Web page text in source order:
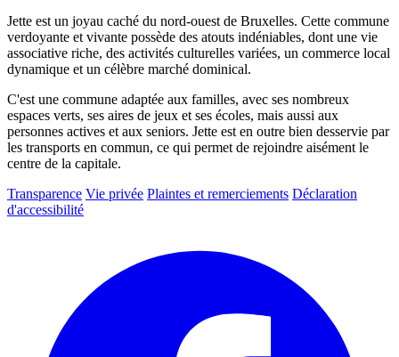
Jette est un joyau caché du nord-ouest de Bruxelles. Cette commune
verdoyante et vivante possède des atouts indéniables, dont une vie
associative riche, des activités culturelles variées, un commerce local
dynamique et un célèbre marché dominical.
C'est une commune adaptée aux familles, avec ses nombreux
espaces verts, ses aires de jeux et ses écoles, mais aussi aux
personnes actives et aux seniors. Jette est en outre bien desservie par
les transports en commun, ce qui permet de rejoindre aisément le
centre de la capitale.
Transparence Vie privée Plaintes et remerciements Déclaration
d'accessibilité